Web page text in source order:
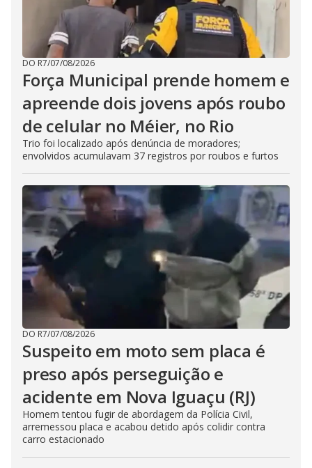
DO R7/07/08/2026
Força Municipal prende homem e
apreende dois jovens após roubo
de celular no Méier, no Rio
Trio foi localizado após denúncia de moradores;
envolvidos acumulavam 37 registros por roubos e furtos
DO R7/07/08/2026
Suspeito em moto sem placa é
preso após perseguição e
acidente em Nova Iguaçu (RJ)
Homem tentou fugir de abordagem da Polícia Civil,
arremessou placa e acabou detido após colidir contra
carro estacionado